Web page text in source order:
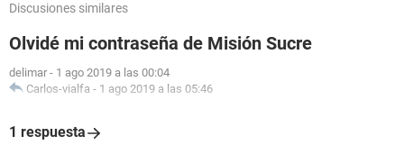
Discusiones similares
Olvidé mi contraseña de Misión Sucre
delimar - 1 ago 2019 a las 00:04
Carlos-vialfa - 1 ago 2019 a las 05:46
1 respuesta